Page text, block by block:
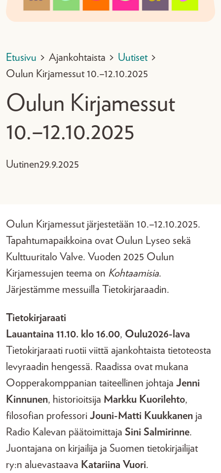
Etusivu > Ajankohtaista > Uutiset >
Oulun Kirjamessut 10.–12.10.2025
Oulun Kirjamessut
10.–12.10.2025
Uutinen29.9.2025
Oulun Kirjamessut järjestetään 10.–12.10.2025.
Tapahtumapaikkoina ovat Oulun Lyseo sekä
Kulttuuritalo Valve. Vuoden 2025 Oulun
Kirjamessujen teema on Kohtaamisia.
Järjestämme messuilla Tietokirjaraadin.
Tietokirjaraati
Lauantaina 11.10. klo 16.00, Oulu2026-lava
Tietokirjaraati ruotii viittä ajankohtaista tietoteosta
levyraadin hengessä. Raadissa ovat mukana
Oopperakomppanian taiteellinen johtaja Jenni
Kinnunen, historioitsija Markku Kuorilehto,
filosofian professori Jouni-Matti Kuukkanen ja
Radio Kalevan päätoimittaja Sini Salmirinne.
Juontajana on kirjailija ja Suomen tietokirjailijat
ry:n aluevastaava Katariina Vuori.